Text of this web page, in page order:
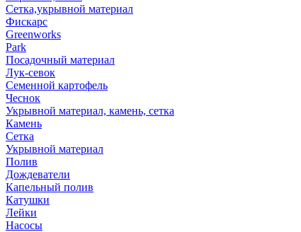
Сетка,укрывной материал
Фискарс
Greenworks
Park
Посадочный материал
Лук-севок
Семенной картофель
Чеснок
Укрывной материал, камень, сетка
Камень
Сетка
Укрывной материал
Полив
Дождеватели
Капельный полив
Катушки
Лейки
Насосы